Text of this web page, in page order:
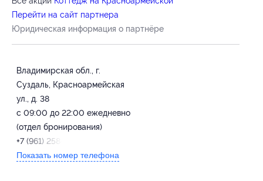
Перейти на сайт партнера
Юридическая информация о партнёре
Владимирская обл., г.
Суздаль, Красноармейская
ул., д. 38
с 09:00 до 22:00 ежедневно
(отдел бронирования)
+7 (961) 258-69-43
Показать номер телефона